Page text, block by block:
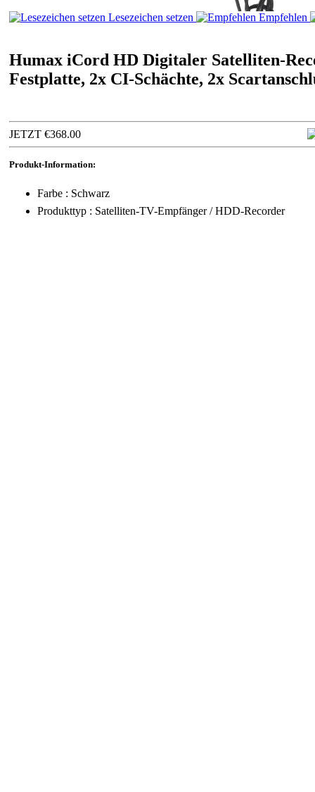
Lesezeichen setzen Empfehlen
Humax iCord HD Digitaler Satelliten-
Festplatte, 2x CI-Schächte, 2x
JETZT €368.00
Produkt-Information:
Farbe : Schwarz
Produkttyp : Satelliten-TV-Empfänger / HDD-Recorder